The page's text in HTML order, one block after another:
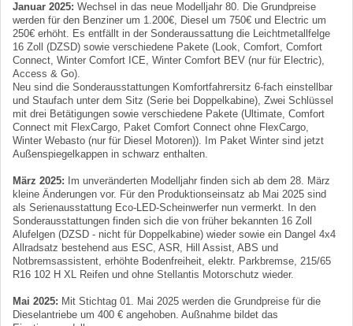
Januar 2025: Wechsel in das neue Modelljahr 80. Die Grundpreise
werden für den Benziner um 1.200€, Diesel um 750€ und Electric um
250€ erhöht. Es entfällt in der Sonderaussattung die Leichtmetallfelge
16 Zoll (DZSD) sowie verschiedene Pakete (Look, Comfort, Comfort
Connect, Winter Comfort ICE, Winter Comfort BEV (nur für Electric),
Access & Go).
Neu sind die Sonderausstattungen Komfortfahrersitz 6-fach einstellbar
und Staufach unter dem Sitz (Serie bei Doppelkabine), Zwei Schlüssel
mit drei Betätigungen sowie verschiedene Pakete (Ultimate, Comfort
Connect mit FlexCargo, Paket Comfort Connect ohne FlexCargo,
Winter Webasto (nur für Diesel Motoren)). Im Paket Winter sind jetzt
Außenspiegelkappen in schwarz enthalten.
März 2025: Im unveränderten Modelljahr finden sich ab dem 28. März
kleine Änderungen vor. Für den Produktionseinsatz ab Mai 2025 sind
als Serienausstattung Eco-LED-Scheinwerfer nun vermerkt. In den
Sonderausstattungen finden sich die von früher bekannten 16 Zoll
Alufelgen (DZSD - nicht für Doppelkabine) wieder sowie ein Dangel 4x4
Allradsatz bestehend aus ESC, ASR, Hill Assist, ABS und
Notbremsassistent, erhöhte Bodenfreiheit, elektr. Parkbremse, 215/65
R16 102 H XL Reifen und ohne Stellantis Motorschutz wieder.
Mai 2025: Mit Stichtag 01. Mai 2025 werden die Grundpreise für die
Dieselantriebe um 400 € angehoben. Außnahme bildet das